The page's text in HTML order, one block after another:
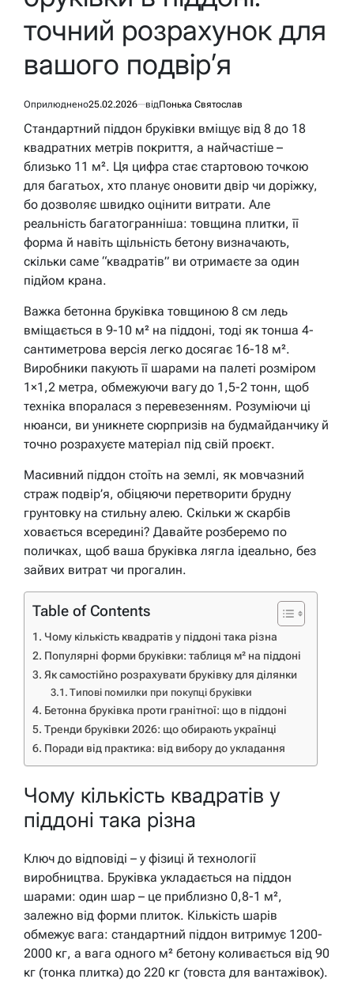
точний розрахунок для
вашого подвір’я
Оприлюднено25.02.2026 відПонька Святослав
Стандартний піддон бруківки вміщує від 8 до 18
квадратних метрів покриття, а найчастіше –
близько 11 м². Ця цифра стає стартовою точкою
для багатьох, хто планує оновити двір чи доріжку,
бо дозволяє швидко оцінити витрати. Але
реальність багатогранніша: товщина плитки, її
форма й навіть щільність бетону визначають,
скільки саме “квадратів” ви отримаєте за один
підйом крана.
Важка бетонна бруківка товщиною 8 см ледь
вміщається в 9-10 м² на піддоні, тоді як тонша 4-
сантиметрова версія легко досягає 16-18 м².
Виробники пакують її шарами на палеті розміром
1×1,2 метра, обмежуючи вагу до 1,5-2 тонн, щоб
техніка впоралася з перевезенням. Розуміючи ці
нюанси, ви уникнете сюрпризів на будмайданчику й
точно розрахуєте матеріал під свій проєкт.
Масивний піддон стоїть на землі, як мовчазний
страж подвір’я, обіцяючи перетворити брудну
грунтовку на стильну алею. Скільки ж скарбів
ховається всередині? Давайте розберемо по
поличках, щоб ваша бруківка лягла ідеально, без
зайвих витрат чи прогалин.
Table of Contents
Чому кількість квадратів у піддоні така різна
Популярні форми бруківки: таблиця м² на піддоні
Як самостійно розрахувати бруківку для ділянки
Типові помилки при покупці бруківки
Бетонна бруківка проти гранітної: що в піддоні
Тренди бруківки 2026: що обирають українці
Поради від практика: від вибору до укладання
Чому кількість квадратів у
піддоні така різна
Ключ до відповіді – у фізиці й технології
виробництва. Бруківка укладається на піддон
шарами: один шар – це приблизно 0,8-1 м²,
залежно від форми плиток. Кількість шарів
обмежує вага: стандартний піддон витримує 1200-
2000 кг, а вага одного м² бетону коливається від 90
кг (тонка плитка) до 220 кг (товста для вантажівок).